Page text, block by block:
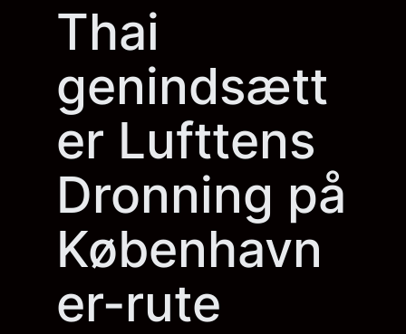
Thai
genindsætt
er Lufttens
Dronning på
København
er-rute